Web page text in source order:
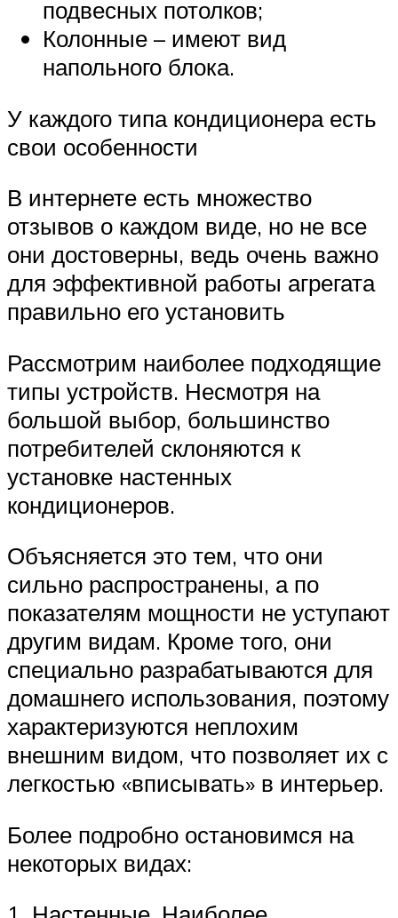
подвесных потолков;
Колонные – имеют вид
напольного блока.
У каждого типа кондиционера есть
свои особенности
В интернете есть множество
отзывов о каждом виде, но не все
они достоверны, ведь очень важно
для эффективной работы агрегата
правильно его установить
Рассмотрим наиболее подходящие
типы устройств. Несмотря на
большой выбор, большинство
потребителей склоняются к
установке настенных
кондиционеров.
Объясняется это тем, что они
сильно распространены, а по
показателям мощности не уступают
другим видам. Кроме того, они
специально разрабатываются для
домашнего использования, поэтому
характеризуются неплохим
внешним видом, что позволяет их с
легкостью «вписывать» в интерьер.
Более подробно остановимся на
некоторых видах: